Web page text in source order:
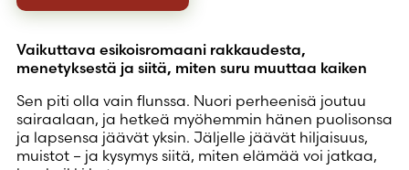
Vaikuttava esikoisromaani rakkaudesta,
menetyksestä ja siitä, miten suru muuttaa kaiken
Sen piti olla vain flunssa. Nuori perheenisä joutuu
sairaalaan, ja hetkeä myöhemmin hänen puolisonsa
ja lapsensa jäävät yksin. Jäljelle jäävät hiljaisuus,
muistot – ja kysymys siitä, miten elämää voi jatkaa,